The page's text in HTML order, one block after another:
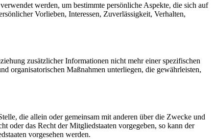
werden, um bestimmte persönliche Aspekte, die sich auf
Vorlieben, Interessen, Zuverlässigkeit, Verhalten,
zusätzlicher Informationen nicht mehr einer spezifischen
organisatorischen Maßnahmen unterliegen, die gewährleisten,
die allein oder gemeinsam mit anderen über die Zwecke und
oder das Recht der Mitgliedstaaten vorgegeben, so kann der
vorgesehen werden.